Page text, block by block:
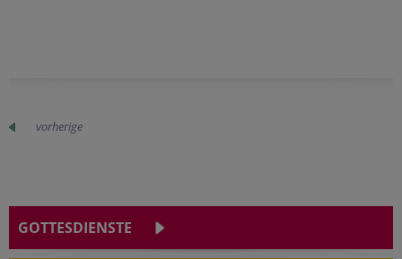
vorherige
GOTTESDIENSTE